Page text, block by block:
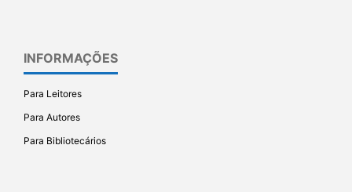
INFORMAÇÕES
Para Leitores
Para Autores
Para Bibliotecários